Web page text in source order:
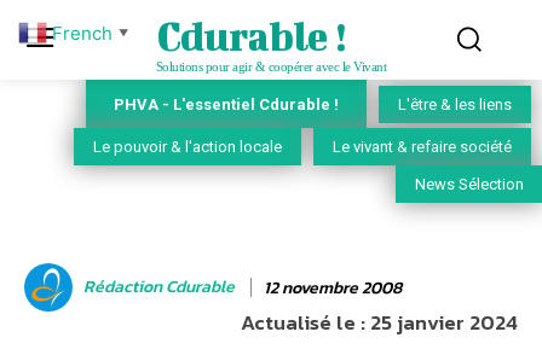
Cdurable !
Solutions pour agir & coopérer avec le Vivant
PHVA - L'essentiel Cdurable ! L'être & les liens
Le pouvoir & l'action locale Le vivant & refaire société
News Sélection
Rédaction Cdurable 12 novembre 2008
Actualisé le :25 janvier 2024
French ▼